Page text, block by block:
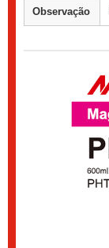
Observação